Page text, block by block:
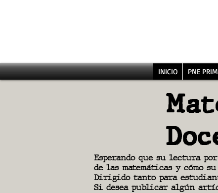
INICIO PNE
Esperando que su lectura
de las matemáticas y cómo
Dirigido tanto para
Si desea publicar algún